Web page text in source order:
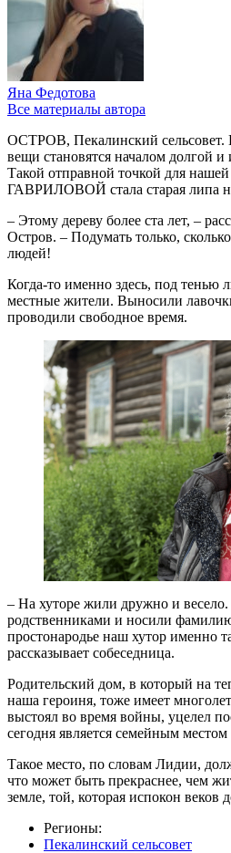
Яна Федотова
Все материалы автора
ОСТРОВ, Пекалинский сельсовет.
вещи становятся началом долгой и
Такой отправной точкой для
ГАВРИЛОВОЙ стала старая липа
– Этому дереву более ста лет, –
Остров. – Подумать только,
людей!
Когда-то именно здесь, под тенью
местные жители. Выносили
проводили свободное время.
– На хуторе жили дружно и
родственниками и носили
простонародье наш хутор именно
рассказывает собеседница.
Родительский дом, в который на
наша героиня, тоже имеет
выстоял во время войны, уцелел
сегодня является семейным
Такое место, по словам Лидии,
что может быть прекраснее, чем
земле, той, которая испокон веков
Регионы:
Пекалинский сельсовет